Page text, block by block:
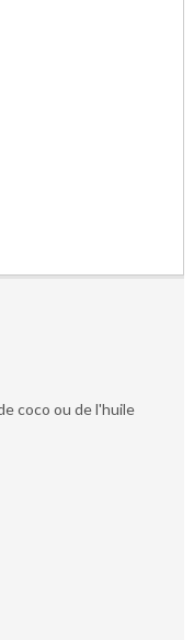
coco ou de l'huile